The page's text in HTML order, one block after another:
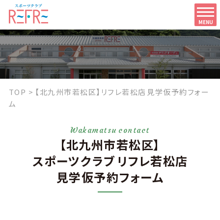
MENU
TOP
【北九州市若松区】リフレ若松店 見学仮予約フォー
ム
Wakamatsu contact
【北九州市若松区】
スポーツクラブ リフレ若松店
見学仮予約フォーム